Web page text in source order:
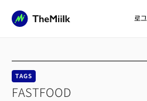
로
TAGS
FASTFOOD